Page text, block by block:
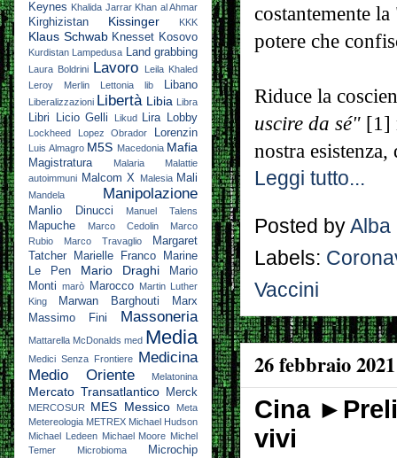
costantemente
potere che
Riduce la
uscire da sé" [1]
nostra
Leggi tutto...
Posted by Alba
Labels:
Vaccini
26 febbraio 2021
Cina
vivi
Keynes Khalida Jarrar Khan al Ahmar
Kirghizistan Kissinger KKK
Klaus Schwab Knesset Kosovo
Kurdistan Lampedusa Land grabbing
Laura Boldrini Lavoro
Leila Khaled
Leroy Merlin
Lettonia lib Libano
Liberalizzazioni Libertà Libia Libra
Libri Licio Gelli Likud Lira Lobby
Lockheed Lopez Obrador Lorenzin
Luis Almagro M5S Macedonia Mafia
Magistratura Malaria
Malattie
autoimmuni Malcom X Malesia Mali
Mandela Manipolazione
Manlio Dinucci Manuel Talens
Mapuche Marco Cedolin
Marco
Rubio
Marco Travaglio
Margaret
Tatcher
Marielle Franco
Marine
Le Pen
Mario Draghi
Mario
Monti
marò Marocco
Martin Luther
King
Marwan Barghouti
Marx
Massimo Fini
Massoneria
Mattarella McDonalds med Media
Medici Senza Frontiere Medicina
Medio Oriente
Melatonina
Mercato Transatlantico Merck
MERCOSUR MES Messico
Meta
Metereologia METREX Michael Hudson
Michael Ledeen Michael Moore Michel
Temer
Microbioma Microchip